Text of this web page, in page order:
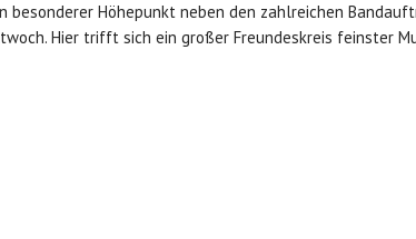
besonderer Höhepunkt neben den zahlreichen
Hier trifft sich ein großer Freundeskreis feinster